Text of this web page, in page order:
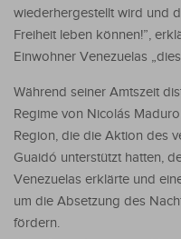
wiederhergestellt wird und
Freiheit leben können!”,
Einwohner Venezuelas
Während seiner Amtszeit
Regime von Nicolás
Region, die die Aktion des
Guaidó unterstützt hatten,
Venezuelas erklärte und
um die Absetzung des
fördern.